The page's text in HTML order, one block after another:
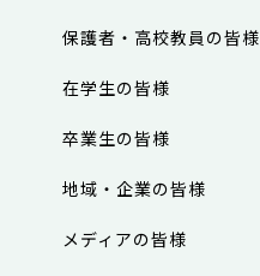
保護者・高校教員の皆様
在学生の皆様
卒業生の皆様
地域・企業の皆様
メディアの皆様